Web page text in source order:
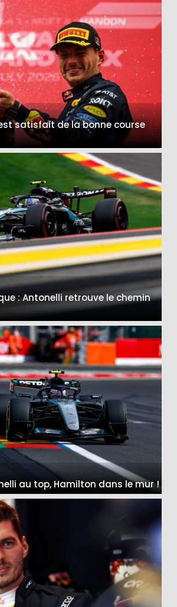
satisfait de la bonne course
: Antonelli retrouve le chemin
au top, Hamilton dans le mur !